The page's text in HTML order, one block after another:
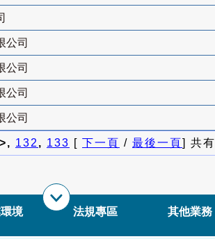
公司
公司
公司
公司
132, 133 [ 下一頁 / 最後一頁] 共有
境 法規專區 其他業務